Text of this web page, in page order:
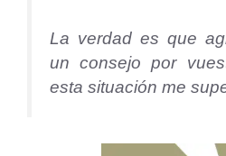
La verdad es que
un consejo por
esta situación me